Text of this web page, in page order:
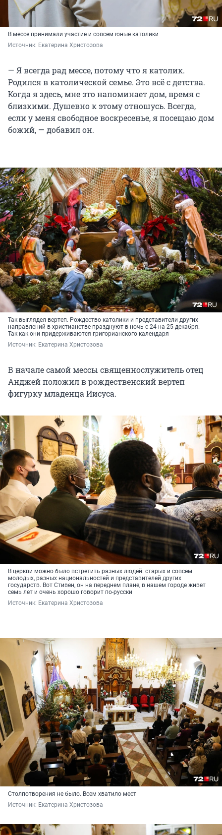
В мессе принимали участие и совсем юные католики
Источник: Екатерина Христозова
— Я всегда рад мессе, потому что я католик.
Родился в католической семье. Это всё с детства.
Когда я здесь, мне это напоминает дом, время с
близкими. Душевно к этому отношусь. Всегда,
если у меня свободное воскресенье, я посещаю дом
божий, — добавил он.
Так выглядел вертеп. Рождество католики и представители других
направлений в христианстве празднуют в ночь с 24 на 25 декабря.
Так как они придерживаются григорианского календаря
Источник: Екатерина Христозова
В начале самой мессы священнослужитель отец
Анджей положил в рождественский вертеп
фигурку младенца Иисуса.
В церкви можно было встретить разных людей: старых и совсем
молодых, разных национальностей и представителей других
государств. Вот Стивен, он на переднем плане, в нашем городе живет
семь лет и очень хорошо говорит по-русски
Источник: Екатерина Христозова
Столпотворения не было. Всем хватило мест
Источник: Екатерина Христозова